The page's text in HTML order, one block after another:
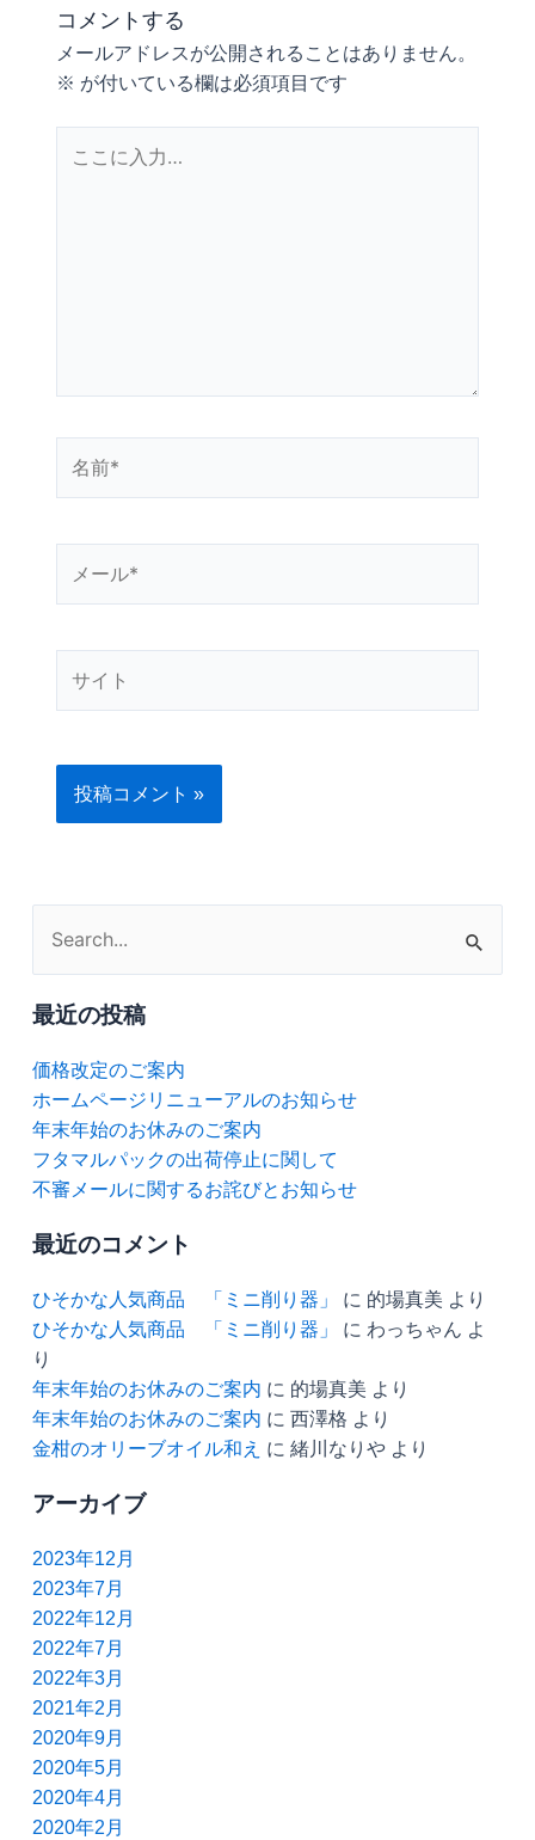
コメントする
メールアドレスが公開されることはありません。
※ が付いている欄は必須項目です
*
索
対
象:
最近の投稿
価格改定のご案内
ホームページリニューアルのお知らせ
年末年始のお休みのご案内
フタマルパックの出荷停止に関して
不審メールに関するお詫びとお知らせ
最近のコメント
ひそかな人気商品 「ミニ削り器」 に 的場真美 より
ひそかな人気商品 「ミニ削り器」
に わっちゃん よ
り
年末年始のお休みのご案内 に 的場真美 より
年末年始のお休みのご案内 に 西澤格 より
金柑のオリーブオイル和え に 緒川なりや より
アーカイブ
2023年12月
2023年7月
2022年12月
2022年7月
2022年3月
2021年2月
2020年9月
2020年5月
2020年4月
2020年2月